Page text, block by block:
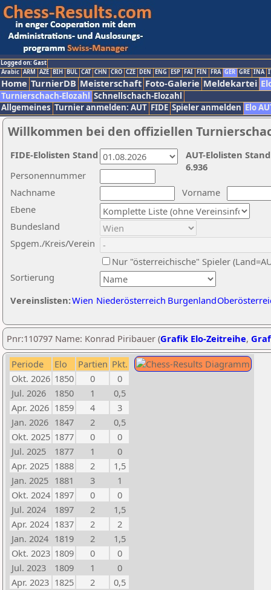
Logged on: Gast
Arabic ARM AZE BIH BUL CAT CHN CRO CZE DEN ENG ESP FAI FIN FRA GER GRE INA
Home TurnierDB Meisterschaft Foto-Galerie Meldekartei
Turnierschach-Elozahl Schnellschach-Elozahl
Allgemeines Turnier anmelden: AUT FIDE Spieler anmelden Elo
Willkommen bei den offiziellen
Nachname
Vorname
Ebene
Sortierung
Personennummer
Bundesland
Spgem./Kreis/Verein
Nur "österreichische" Spieler
Vereinslisten:Wien Niederösterreich Burgenland
AUT-Elolisten
6.936
FIDE-Elolisten Stand
Pnr:110797 Name: Konrad Piribauer (Grafik Elo-Zeitreihe,
Periode Elo Partien Pkt.
Okt. 2026 1850 0
0
Jul. 2026
1850 1
0,5
Apr. 2026 1859 4
3
Jan. 2026 1847 2
0,5
Okt. 2025 1877 0
0
Jul. 2025
1877 1
0
Apr. 2025 1888 2
1,5
Jan. 2025 1881 3
1
Okt. 2024 1897 0
0
Jul. 2024
1897 2
1,5
Apr. 2024 1837 2
2
Jan. 2024 1819 2
1,5
Okt. 2023 1809 0
0
Jul. 2023
1809 1
0
Apr. 2023 1825 2
0,5